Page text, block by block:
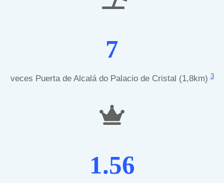
7
veces Puerta de Alcalá do Palacio de Cristal (1,8km)3
1.56